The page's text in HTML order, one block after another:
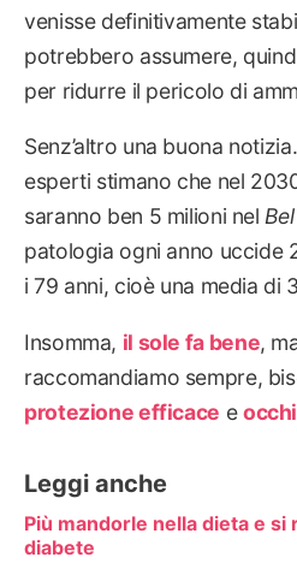
venisse definitivamente
potrebbero assumere,
per ridurre il pericolo di
Senz’altro una buona
esperti stimano che nel
saranno ben 5 milioni nel
patologia ogni anno uccide
i 79 anni, cioè una media di
Insomma, il sole fa bene,
raccomandiamo sempre,
protezione efficace e
Leggi anche
Più mandorle nella dieta e si
diabete